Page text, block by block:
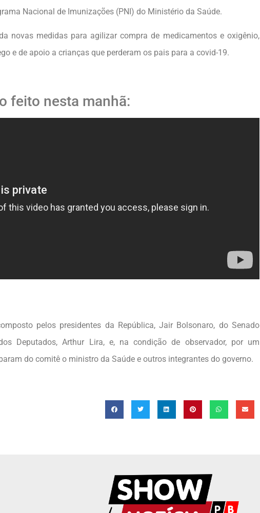
Nacional de Imunizações (PNI) do Ministério da Saúde.
novas medidas para agilizar compra de medicamentos e oxigênio,
e de apoio a crianças que perderam os pais para a covid-19.
feito nesta manhã:
pelos presidentes da República, Jair Bolsonaro, do Senado
Deputados, Arthur Lira, e, na condição de observador, por um
do comitê o ministro da Saúde e outros integrantes do governo.